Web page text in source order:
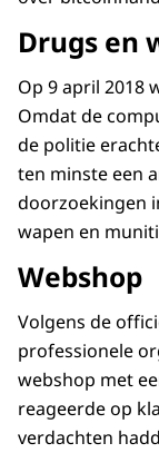
Drugs en
Op 9 april 2018
Omdat de
de politie
ten minste een
doorzoekingen
wapen en
Webshop
Volgens de
professionele
webshop met
reageerde op
verdachten